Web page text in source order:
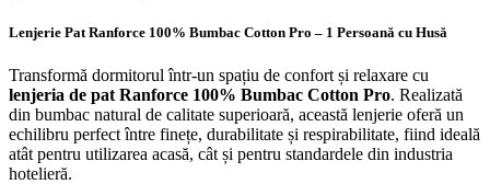
Lenjerie Pat Ranforce 100% Bumbac Cotton Pro – 1 Persoană cu Husă
Transformă dormitorul într-un spațiu de confort și relaxare cu
lenjeria de pat Ranforce 100% Bumbac Cotton Pro. Realizată
din bumbac natural de calitate superioară, această lenjerie oferă un
echilibru perfect între finețe, durabilitate și respirabilitate, fiind ideală
atât pentru utilizarea acasă, cât și pentru standardele din industria
hotelieră.